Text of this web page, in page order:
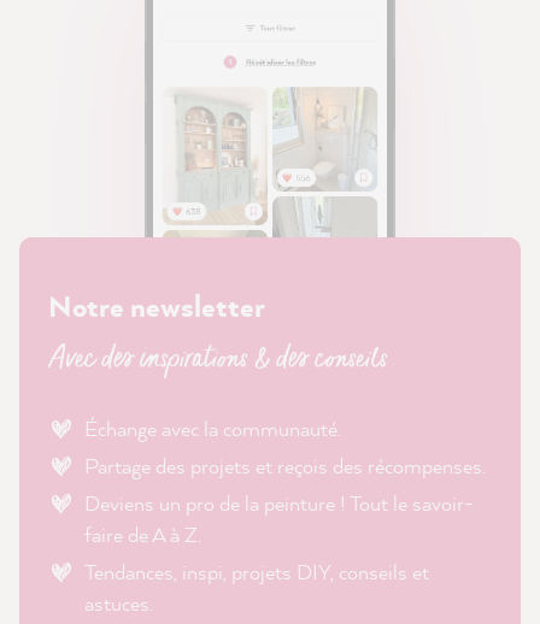
Notre newsletter
Avec des inspirations & des conseils
Échange avec la communauté.
Partage des projets et reçois des récompenses.
Deviens un pro de la peinture ! Tout le savoir-
faire de A à Z.
Tendances, inspi, projets DIY, conseils et
astuces.